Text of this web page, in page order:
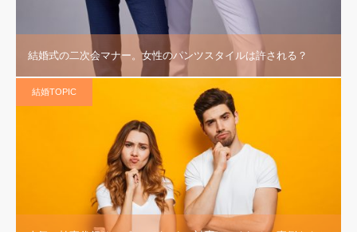
結婚式の二次会マナー。女性のパンツスタイルは許される？
結婚TOPIC